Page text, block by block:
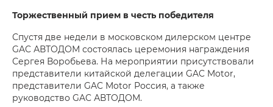
Торжественный прием в честь победителя
Спустя две недели в московском дилерском центре
GAC АВТОДОМ состоялась церемония награждения
Сергея Воробьева. На мероприятии присутствовали
представители китайской делегации GAC Motor,
представители GAC Motor Россия, а также
руководство GAC АВТОДОМ.